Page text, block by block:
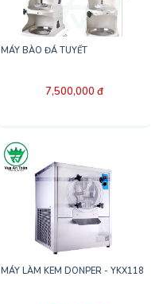
MÁY BÀO ĐÁ TUYẾT
7,500,000 đ
MÁY LÀM KEM DONPER - YKX118